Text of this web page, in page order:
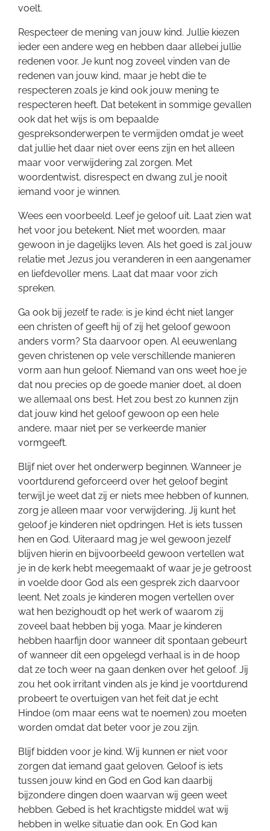
voelt.
Respecteer de mening van jouw kind. Jullie kiezen
ieder een andere weg en hebben daar allebei jullie
redenen voor. Je kunt nog zoveel vinden van de
redenen van jouw kind, maar je hebt die te
respecteren zoals je kind ook jouw mening te
respecteren heeft. Dat betekent in sommige gevallen
ook dat het wijs is om bepaalde
gespreksonderwerpen te vermijden omdat je weet
dat jullie het daar niet over eens zijn en het alleen
maar voor verwijdering zal zorgen. Met
woordentwist, disrespect en dwang zul je nooit
iemand voor je winnen.
Wees een voorbeeld. Leef je geloof uit. Laat zien wat
het voor jou betekent. Niet met woorden, maar
gewoon in je dagelijks leven. Als het goed is zal jouw
relatie met Jezus jou veranderen in een aangenamer
en liefdevoller mens. Laat dat maar voor zich
spreken.
Ga ook bij jezelf te rade: is je kind écht niet langer
een christen of geeft hij of zij het geloof gewoon
anders vorm? Sta daarvoor open. Al eeuwenlang
geven christenen op vele verschillende manieren
vorm aan hun geloof. Niemand van ons weet hoe je
dat nou precies op de goede manier doet, al doen
we allemaal ons best. Het zou best zo kunnen zijn
dat jouw kind het geloof gewoon op een hele
andere, maar niet per se verkeerde manier
vormgeeft.
Blijf niet over het onderwerp beginnen. Wanneer je
voortdurend geforceerd over het geloof begint
terwijl je weet dat zij er niets mee hebben of kunnen,
zorg je alleen maar voor verwijdering. Jij kunt het
geloof je kinderen niet opdringen. Het is iets tussen
hen en God. Uiteraard mag je wel gewoon jezelf
blijven hierin en bijvoorbeeld gewoon vertellen wat
je in de kerk hebt meegemaakt of waar je je getroost
in voelde door God als een gesprek zich daarvoor
leent. Net zoals je kinderen mogen vertellen over
wat hen bezighoudt op het werk of waarom zij
zoveel baat hebben bij yoga. Maar je kinderen
hebben haarfijn door wanneer dit spontaan gebeurt
of wanneer dit een opgelegd verhaal is in de hoop
dat ze toch weer na gaan denken over het geloof. Jij
zou het ook irritant vinden als je kind je voortdurend
probeert te overtuigen van het feit dat je echt
Hindoe (om maar eens wat te noemen) zou moeten
worden omdat dat beter voor je zou zijn.
Blijf bidden voor je kind. Wij kunnen er niet voor
zorgen dat iemand gaat geloven. Geloof is iets
tussen jouw kind en God en God kan daarbij
bijzondere dingen doen waarvan wij geen weet
hebben. Gebed is het krachtigste middel wat wij
hebben in welke situatie dan ook. En God kan